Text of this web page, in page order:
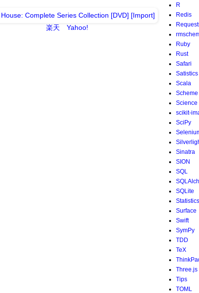
楽天 Yahoo!
R
Redis
Ruby
Rust
Safari
Satistics
Scala
Scheme
Science
scikit-
SciPy
Sinatra
SION
SQL
SQLite
Statistics
Surface
Swift
SymPy
TDD
TeX
Three.js
Tips
TOML